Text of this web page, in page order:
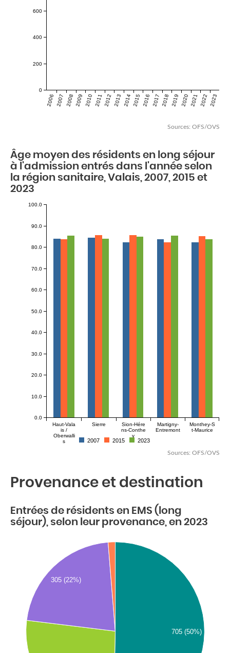
2006 2007 2008 2009 2010 2011 2012 2013 2014 2015 2016 2017 2018 2019 2020 2021 2022 2023
0
200
400
600
Sources: OFS/OVS
Âge moyen des résidents en long séjour
à l'admission entrés dans l'année selon
la région sanitaire, Valais, 2007, 2015 et
2023
Haut-Vala
is /
Oberwalli
s
Sierre
Sion-Hére
ns-Conthe
y
Martigny-
Entremont
Monthey-S
t-Maurice
0.0
10.0
20.0
30.0
40.0
50.0
60.0
70.0
80.0
90.0
100.0
2007 2015
2023
Sources: OFS/OVS
Provenance et destination
Entrées de résidents en EMS (long
séjour), selon leur provenance, en 2023
705 (50%)
305 (22%)